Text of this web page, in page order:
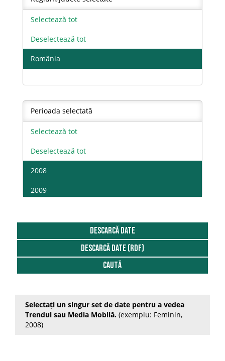
Selectează tot
Deselectează tot
România
Perioada selectată
Selectează tot
Deselectează tot
2008
2009
2015
2016
DESCARCĂ DATE
DESCARCĂ DATE (RDF)
Caută
Selectați un singur set de date pentru a vedea
Trendul sau Media Mobilă. (exemplu: Feminin,
2008)